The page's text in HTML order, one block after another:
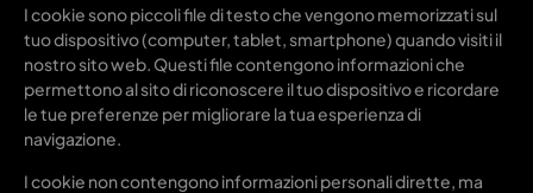
I cookie sono piccoli file di testo che vengono memorizzati sul
tuo dispositivo (computer, tablet, smartphone) quando visiti il
nostro sito web. Questi file contengono informazioni che
permettono al sito di riconoscere il tuo dispositivo e ricordare
le tue preferenze per migliorare la tua esperienza di
navigazione.
I cookie non contengono informazioni personali dirette, ma